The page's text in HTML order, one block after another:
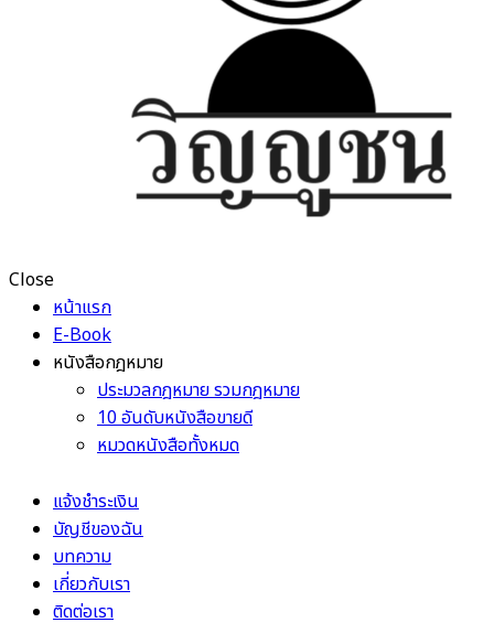
Close
หน้าแรก
E-Book
หนังสือกฎหมาย
ประมวลกฎหมาย รวมกฎหมาย
10 อันดับหนังสือขายดี
หมวดหนังสือทั้งหมด
แจ้งชำระเงิน
บัญชีของฉัน
บทความ
เกี่ยวกับเรา
ติดต่อเรา